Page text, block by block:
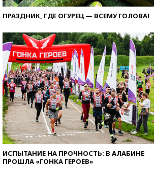
ПРАЗДНИК, ГДЕ ОГУРЕЦ — ВСЕМУ ГОЛОВА!
ИСПЫТАНИЕ НА ПРОЧНОСТЬ: В АЛАБИНЕ
ПРОШЛА «ГОНКА ГЕРОЕВ»